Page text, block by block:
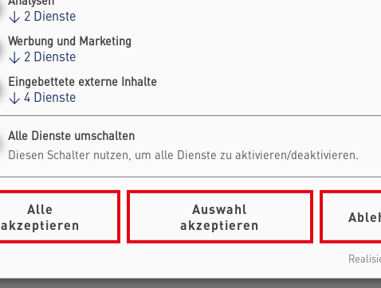
↓ 2 Dienste
Werbung und Marketing
↓ 2 Dienste
Eingebettete externe Inhalte
↓ 4 Dienste
Alle Dienste umschalten
Diesen Schalter nutzen, um alle Dienste zu aktivieren/deaktivieren.
Auswahl
akzeptieren
Alle
akzeptieren